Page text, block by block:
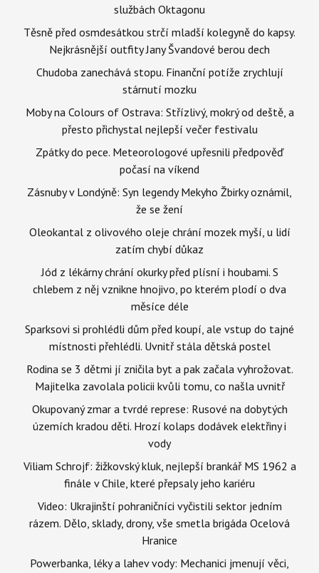
službách Oktagonu
Těsně před osmdesátkou strčí mladší kolegyně do kapsy.
Nejkrásnější outfity Jany Švandové berou dech
Chudoba zanechává stopu. Finanční potíže zrychlují
stárnutí mozku
Moby na Colours of Ostrava: Střízlivý, mokrý od deště, a
přesto přichystal nejlepší večer festivalu
Zpátky do pece. Meteorologové upřesnili předpověď
počasí na víkend
Zásnuby v Londýně: Syn legendy Mekyho Žbirky oznámil,
že se žení
Oleokantal z olivového oleje chrání mozek myší, u lidí
zatím chybí důkaz
Jód z lékárny chrání okurky před plísní i houbami. S
chlebem z něj vznikne hnojivo, po kterém plodí o dva
měsíce déle
Sparksovi si prohlédli dům před koupí, ale vstup do tajné
místnosti přehlédli. Uvnitř stála dětská postel
Rodina se 3 dětmi jí zničila byt a pak začala vyhrožovat.
Majitelka zavolala policii kvůli tomu, co našla uvnitř
Okupovaný zmar a tvrdé represe: Rusové na dobytých
územích kradou děti. Hrozí kolaps dodávek elektřiny i
vody
Viliam Schrojf: žižkovský kluk, nejlepší brankář MS 1962 a
finále v Chile, které přepsaly jeho kariéru
Video: Ukrajinští pohraničníci vyčistili sektor jedním
rázem. Dělo, sklady, drony, vše smetla brigáda Ocelová
Hranice
Powerbanka, léky a lahev vody: Mechanici jmenují věci,